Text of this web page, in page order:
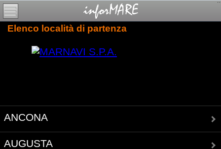
Elenco località di partenza
ANCONA
AUGUSTA